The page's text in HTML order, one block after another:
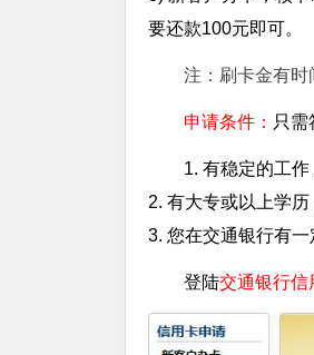
要还款100元即可。
注：刷卡金有时
申请条件： 只需
1. 有稳定的工
2. 有大专或以上学
3. 您在交通银行有一
登陆交通银行信